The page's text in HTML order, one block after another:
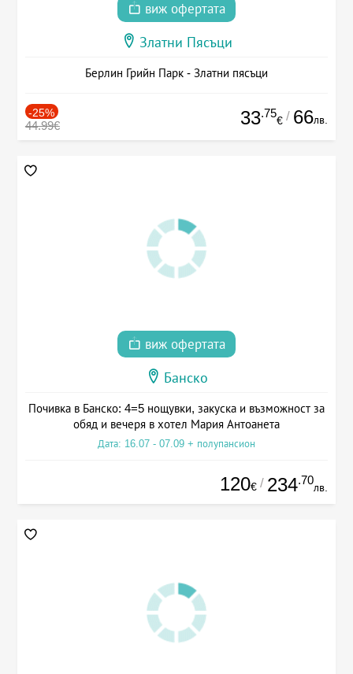
виж офертата
Златни Пясъци
Берлин Грийн Парк - Златни пясъци
-25%
44.99€ 33.75
€ / 66лв.
виж офертата
Банско
Почивка в Банско: 4=5 нощувки, закуска и възможност за
обяд и вечеря в хотел Мария Антоанета
Дата: 16.07 - 07.09 + полупансион
120€ / 234.70
лв.